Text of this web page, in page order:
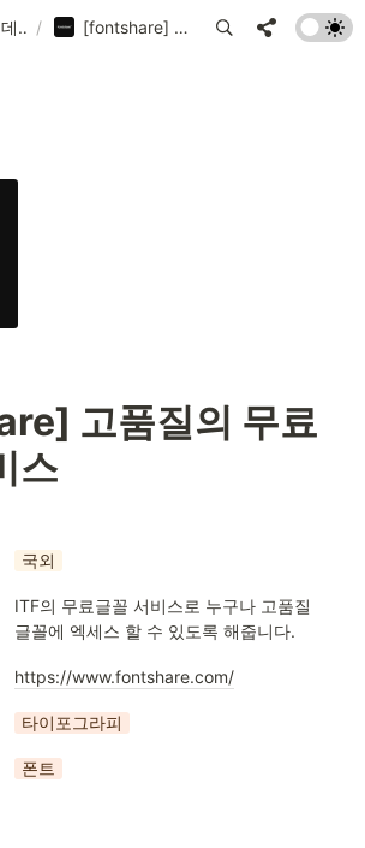
데이터베이스 / [fontshare] 고품질의 무료 글꼴 서비스
고품질의 무료
스
국외
ITF의 무료글꼴 서비스로 누구나 고품질
글꼴에 엑세스 할 수 있도록 해줍니다.
https://www.fontshare.com/
타이포그라피
폰트